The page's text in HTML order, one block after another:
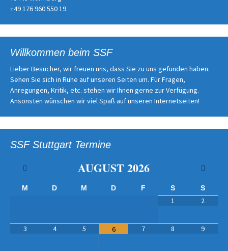
+49 176 960 550 19
Willkommen beim SSF
Lieber Besucher, wir freuen uns, dass Sie zu uns gefunden haben.
Sehen Sie sich in Ruhe auf unseren Seiten um. Für Fragen,
Anregungen, Kritik, etc. stehen wir Ihnen gerne zur Verfügung.
Ansonsten wünschen wir viel Spaß auf unseren Internetseiten!
SSF Stuttgart Termine
AUGUST 2026
M D M D F S S
1 2
3 4 5 6 7 8 9